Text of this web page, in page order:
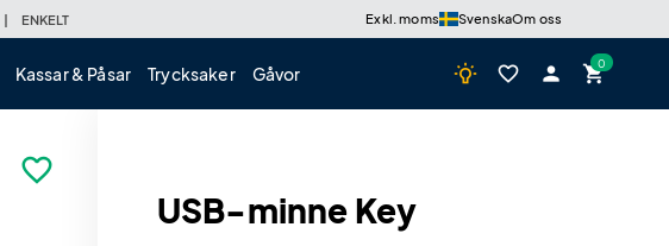
| ENKELT Exkl. moms SvenskaOm oss
Kassar & Påsar Trycksaker Gåvor wb_incandescent favorite_border person shopping_cart
favorite_border
USB-minne Key